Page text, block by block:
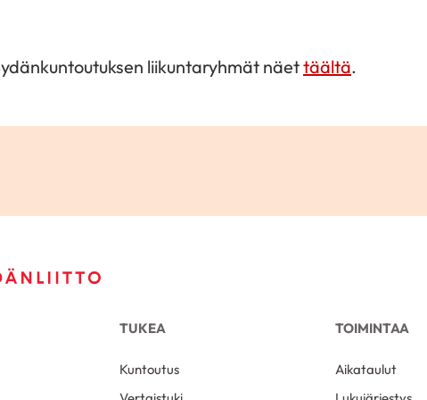
liikuntaryhmät näettäältä.
TUKEA
Kuntoutus
TOIMINTAA
Aikataulut